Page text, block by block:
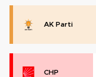
AK Parti
CHP